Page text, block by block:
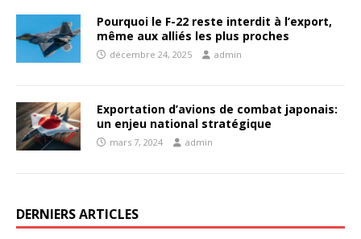
Pourquoi le F-22 reste interdit à l’export,
même aux alliés les plus proches
décembre 24, 2025 admin
Exportation d’avions de combat japonais:
un enjeu national stratégique
mars 7, 2024 admin
DERNIERS ARTICLES